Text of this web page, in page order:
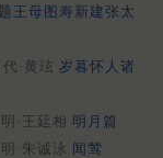
题王母图寿新建张太
·黄玹 岁暮怀人诸
明·王廷相 明月篇
明·朱诚泳 闻莺